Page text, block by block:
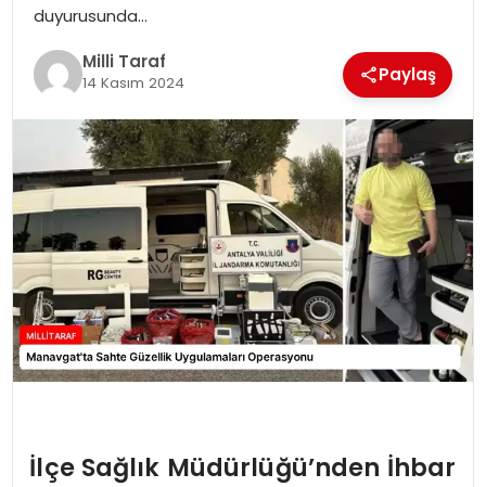
duyurusunda…
Milli Taraf
14 Kasım 2024 Paylaş
İlçe Sağlık Müdürlüğü’nden İhbar